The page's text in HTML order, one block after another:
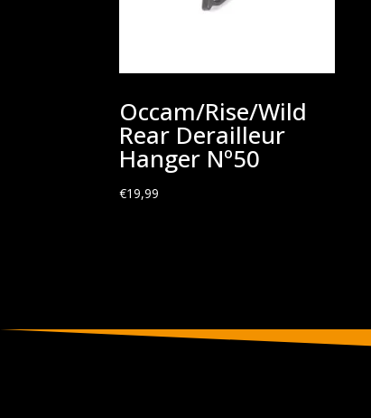
Occam/Rise/Wild
Rear Derailleur
Hanger Nº50
€19,99